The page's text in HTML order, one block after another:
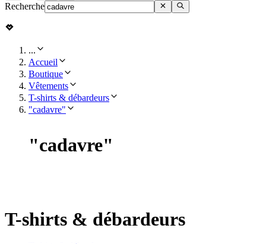
Recherche
...
Accueil
Boutique
Vêtements
T-shirts & débardeurs
"cadavre"
"cadavre"
T-shirts & débardeurs